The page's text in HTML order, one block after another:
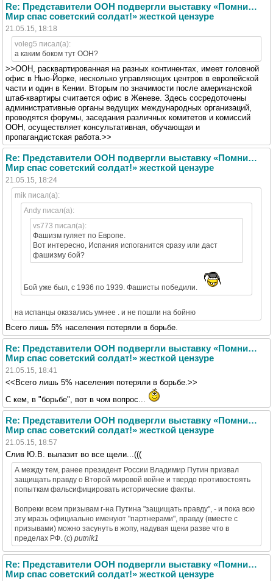
Re: Представители ООН подвергли выставку «Помни…
Мир спас советский солдат!» жесткой цензуре
21.05.15, 18:18
voleg5 писал(а):
а каким боком тут ООН?
>>ООН, расквартированная на разных континентах, имеет головной
офис в Нью-Йорке, несколько управляющих центров в европейской
части и один в Кении. Вторым по значимости после американской
штаб-квартиры считается офис в Женеве. Здесь сосредоточены
административные органы ведущих международных организаций,
проводятся форумы, заседания различных комитетов и комиссий
ООН, осуществляет консультативная, обучающая и
пропагандистская работа.>>
Re: Представители ООН подвергли выставку «Помни…
Мир спас советский солдат!» жесткой цензуре
21.05.15, 18:24
mik писал(а):
Andy писал(а):
vs773 писал(а):
Фашизм гуляет по Европе.
Вот интересно, Испания испоганится сразу или даст
фашизму бой?
Бой уже был, с 1936 по 1939. Фашисты победили.
на испанцы оказались умнее . и не пошли на бойню
Всего лишь 5% населения потеряли в борьбе.
Re: Представители ООН подвергли выставку «Помни…
Мир спас советский солдат!» жесткой цензуре
21.05.15, 18:41
<<Всего лишь 5% населения потеряли в борьбе.>>
С кем, в "борьбе", вот в чом вопрос...
Re: Представители ООН подвергли выставку «Помни…
Мир спас советский солдат!» жесткой цензуре
21.05.15, 18:57
Слив Ю.В. вылазит во все щели...(((
А между тем, ранее президент России Владимир Путин призвал
защищать правду о Второй мировой войне и твердо противостоять
попыткам фальсифицировать исторические факты.
Вопреки всем призывам г-на Путина "защищать правду", - и пока всю
эту мразь официально именуют "партнерами", правду (вместе с
призывами) можно засунуть в жопу, надувая щеки разве что в
пределах РФ. (с) putnik1
Re: Представители ООН подвергли выставку «Помни…
Мир спас советский солдат!» жесткой цензуре